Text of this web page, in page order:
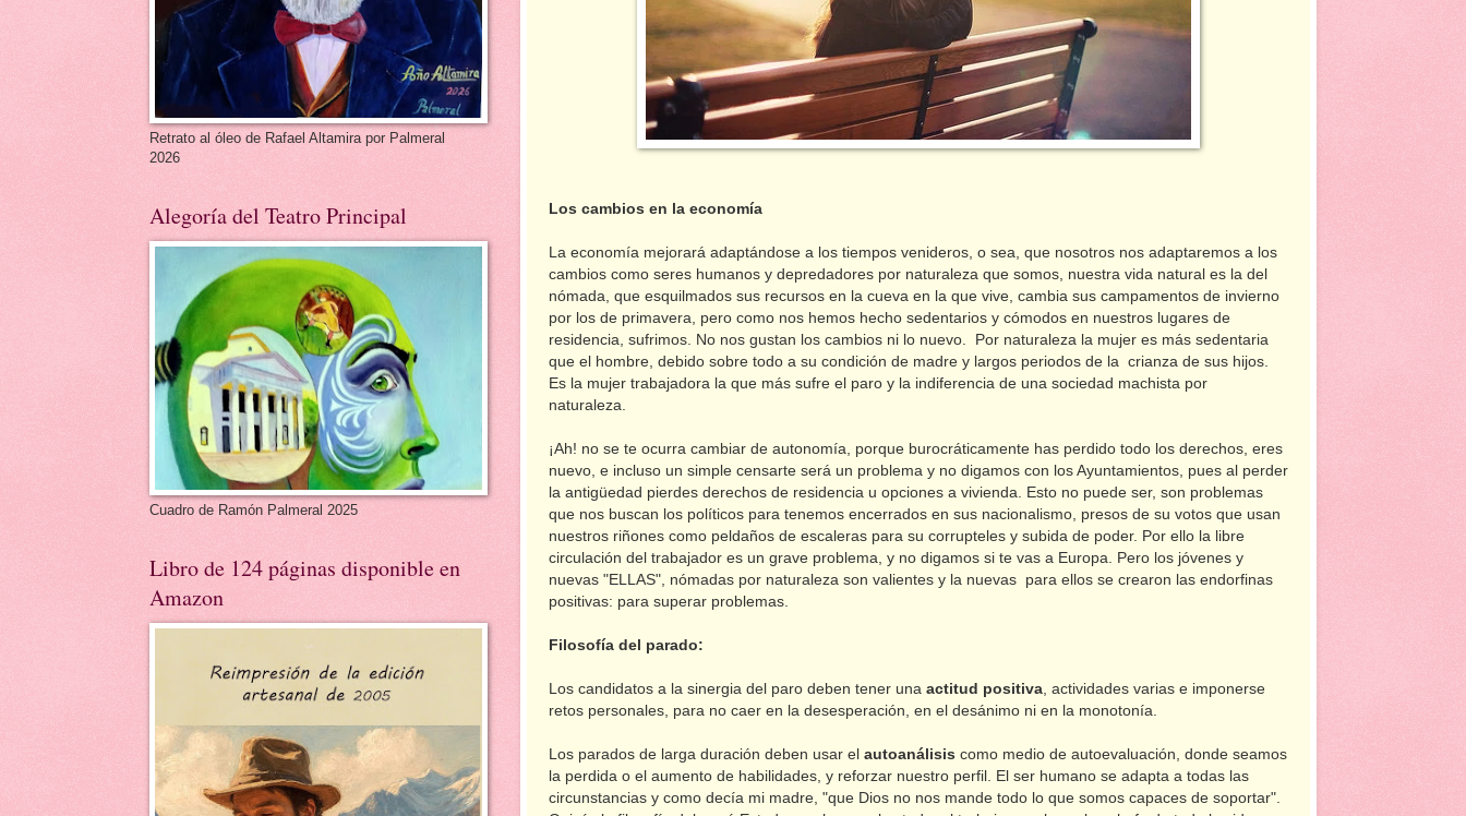
Los cambios en la economía
La economía mejorará adaptándose a los tiempos venideros, o sea, que nosotros nos adaptaremos a los
cambios como seres humanos y depredadores por naturaleza que somos, nuestra vida natural es la del
nómada, que esquilmados sus recursos en la cueva en la que vive, cambia sus campamentos de invierno
por los de primavera, pero como nos hemos hecho sedentarios y cómodos en nuestros lugares de
residencia, sufrimos. No nos gustan los cambios ni lo nuevo. Por naturaleza la mujer es más sedentaria
que el hombre, debido sobre todo a su condición de madre y largos periodos de la crianza de sus hijos.
Es la mujer trabajadora la que más sufre el paro y la indiferencia de una sociedad machista por
naturaleza.
¡Ah! no se te ocurra cambiar de autonomía, porque burocráticamente has perdido todo los derechos, eres
nuevo, e incluso un simple censarte será un problema y no digamos con los Ayuntamientos, pues al perder
la antigüedad pierdes derechos de residencia u opciones a vivienda. Esto no puede ser, son problemas
que nos buscan los políticos para tenemos encerrados en sus nacionalismo, presos de su votos que usan
nuestros riñones como peldaños de escaleras para su corrupteles y subida de poder. Por ello la libre
circulación del trabajador es un grave problema, y no digamos si te vas a Europa. Pero los jóvenes y
nuevas "ELLAS", nómadas por naturaleza son valientes y la nuevas para ellos se crearon las endorfinas
positivas: para superar problemas.
Filosofía del parado:
Los candidatos a la sinergia del paro deben tener una actitud positiva , actividades varias e imponerse
retos personales, para no caer en la desesperación, en el desánimo ni en la monotonía.
Los parados de larga duración deben usar el autoanálisis como medio de autoevaluación, donde seamos
la perdida o el aumento de habilidades, y reforzar nuestro perfil. El ser humano se adapta a todas las
circunstancias y como decía mi madre, "que Dios no nos mande todo lo que somos capaces de soportar".
Retrato al óleo de Rafael Altamira por Palmeral
2026
Alegoría del Teatro Principal
Cuadro de Ramón Palmeral 2025
Libro de 124 páginas disponible en
Amazon